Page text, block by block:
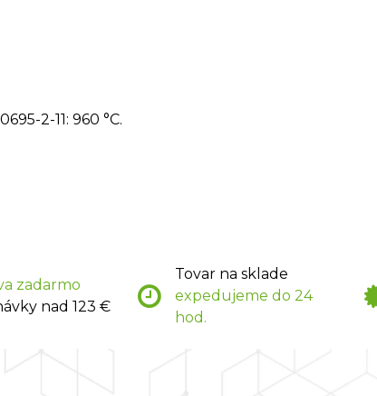
2-11: 960 °C.
zadarmo
nad 123 €
Tovar na sklade
expedujeme do 24
hod.